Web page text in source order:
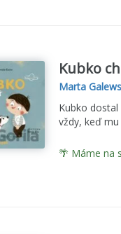
Kubko
Marta
Kubko
vždy, keď
🌴 Máme na